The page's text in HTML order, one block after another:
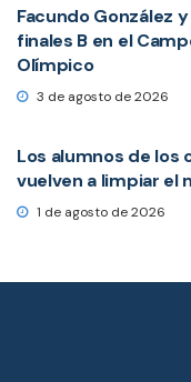
Facundo González
finales B en el
Olímpico
3 de agosto de 2026
Los alumnos de los
vuelven a limpiar el
1 de agosto de 2026